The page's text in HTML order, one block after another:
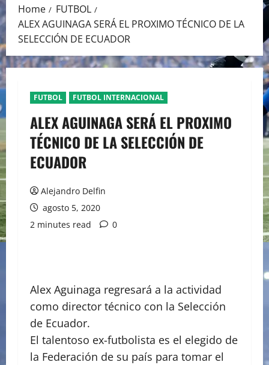
Home
FUTBOL
ALEX AGUINAGA SERÁ EL PROXIMO TÉCNICO DE LA
SELECCIÓN DE ECUADOR
FUTBOL FUTBOL INTERNACIONAL
ALEX AGUINAGA SERÁ EL PROXIMO
TÉCNICO DE LA SELECCIÓN DE
ECUADOR
Alejandro Delfin
agosto 5, 2020
2 minutes read
0
Alex Aguinaga regresará a la actividad
como director técnico con la Selección
de Ecuador.
El talentoso ex-futbolista es el elegido de
la Federación de su país para tomar el